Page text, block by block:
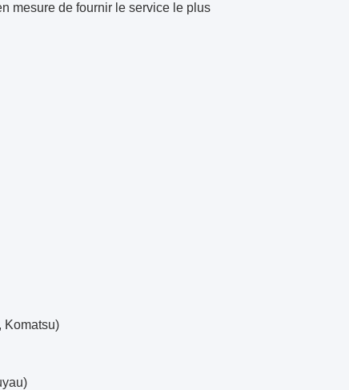
mesure de fournir le service le plus
Komatsu)